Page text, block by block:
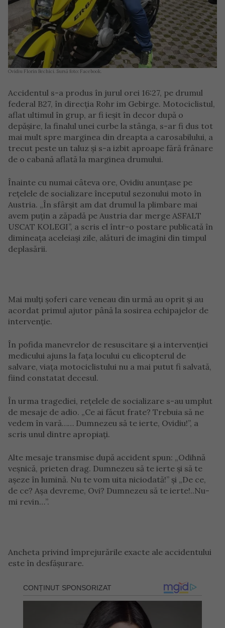
Ovidiu Florin Bechici. Sursă foto: Facebook.
Accidentul s-a produs în jurul orei 16:27, pe drumul
federal B27, în direcția Rohr im Gebirge. Motociclistul,
aflat ultimul în grup, ar fi ieșit în decor după o
depășire, la finalul unei curbe la stânga, s-ar fi dus tot
mai mult spre marginea din dreapta a carosabilului, a
trecut peste un taluz și s-a izbit aproape fără frânare
de o cabană aflată la marginea drumului.
Înainte cu numai câteva ore, Ovidiu anunțase pe
rețelele de socializare începutul sezonului moto în
Austria. „În sfârșit am dat drumul la plimbare mai
avem puțin a zăpadă pe Austria dar merge ASFALT
USCAT KOLEGI”, a scris el într-o postare publicată în
dimineața aceleiași zile, alături de imagini din timpul
deplasării.
Mai mulți șoferi care veneau din urmă au oprit și au
acordat primul ajutor până la sosirea echipajelor de
intervenție.
În pofida manevrelor de resuscitare și a intervenției
medicului ajuns la fața locului cu elicopterul de
salvare, viața motociclistului nu a mai putut fi salvată,
fiind constatat decesul.
În urma tragediei, rețelele de socializare s-au umplut
de mesaje de adio. „Ce ai făcut frate? Trebuia să ne
vedem în vară…… Dumnezeu să te ierte, Ovidiu!”, a
scris unul dintre apropiați.
Alte mesaje transmise după accident spun: „Odihnă
veșnică, prieten drag. Dumnezeu să te ierte și să te
așeze în lumină. Nu te vom uita niciodată!” și „De ce,
de ce? Așa devreme, Ovi? Dumnezeu să te ierte!..Nu-
mi revin…”.
Ancheta privind împrejurările exacte ale accidentului
este în desfășurare.